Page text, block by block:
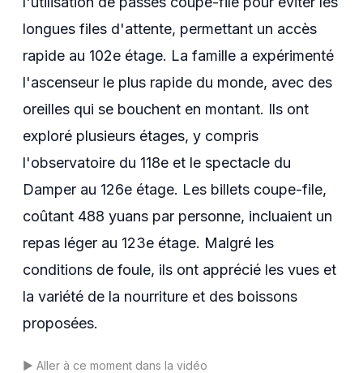
longues files d'attente, permettant un accès
rapide au 102e étage. La famille a expérimenté
l'ascenseur le plus rapide du monde, avec des
oreilles qui se bouchent en montant. Ils ont
exploré plusieurs étages, y compris
l'observatoire du 118e et le spectacle du
Damper au 126e étage. Les billets coupe-file,
coûtant 488 yuans par personne, incluaient un
repas léger au 123e étage. Malgré les
conditions de foule, ils ont apprécié les vues et
la variété de la nourriture et des boissons
proposées.
▶️ Aller à ce moment dans la vidéo